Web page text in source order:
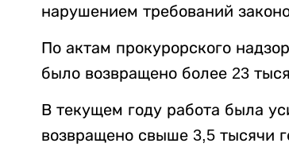
нарушением требований
По актам прокурорского
было возвращено более 23
В текущем году работа была
возвращено свыше 3,5 тысячи